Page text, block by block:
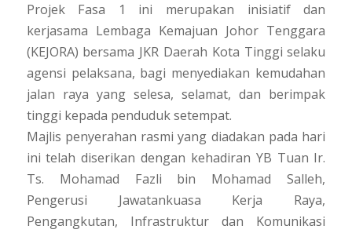
Projek Fasa 1 ini merupakan inisiatif dan
kerjasama Lembaga Kemajuan Johor Tenggara
(KEJORA) bersama JKR Daerah Kota Tinggi selaku
agensi pelaksana, bagi menyediakan kemudahan
jalan raya yang selesa, selamat, dan berimpak
tinggi kepada penduduk setempat.
Majlis penyerahan rasmi yang diadakan pada hari
ini telah diserikan dengan kehadiran YB Tuan Ir.
Ts. Mohamad Fazli bin Mohamad Salleh,
Pengerusi Jawatankuasa Kerja Raya,
Pengangkutan, Infrastruktur dan Komunikasi